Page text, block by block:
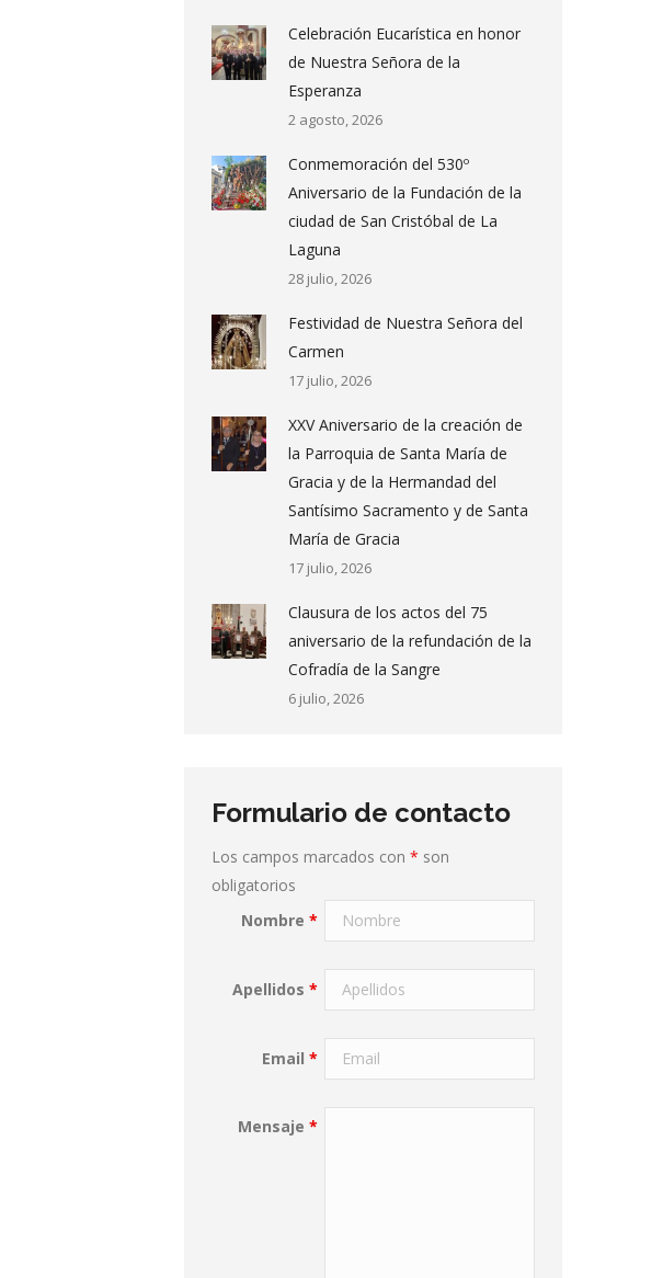
Celebración Eucarística en honor
de Nuestra Señora de la
Esperanza
2 agosto, 2026
Conmemoración del 530º
Aniversario de la Fundación de la
ciudad de San Cristóbal de La
Laguna
28 julio, 2026
Festividad de Nuestra Señora del
Carmen
17 julio, 2026
XXV Aniversario de la creación de
la Parroquia de Santa María de
Gracia y de la Hermandad del
Santísimo Sacramento y de Santa
María de Gracia
17 julio, 2026
Clausura de los actos del 75
aniversario de la refundación de la
Cofradía de la Sangre
6 julio, 2026
Formulario de contacto
Los campos marcados con * son
obligatorios
Nombre*
Apellidos*
Email*
Mensaje*